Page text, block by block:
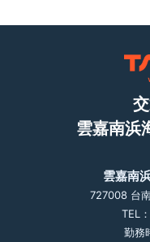
雲嘉南浜
雲嘉南
727008 台
TEL
勤務